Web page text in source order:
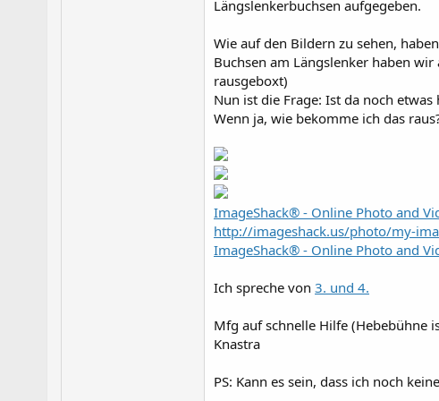
Längslenkerbuchsen aufgegeben.
Wie auf den Bildern zu sehen,
Buchsen am Längslenker haben
rausgeboxt)
Nun ist die Frage: Ist da noch
Wenn ja, wie bekomme ich das
ImageShack® - Online Photo and
http://imageshack.us/photo/my-
ImageShack® - Online Photo and
Ich spreche von 3. und 4.
Mfg auf schnelle Hilfe (Hebebühne
Knastra
PS: Kann es sein, dass ich noch